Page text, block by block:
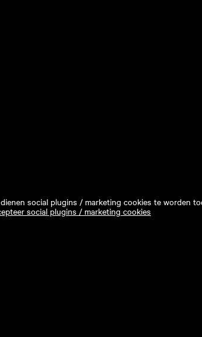
social plugins / marketing cookies te worden
social plugins / marketing cookies